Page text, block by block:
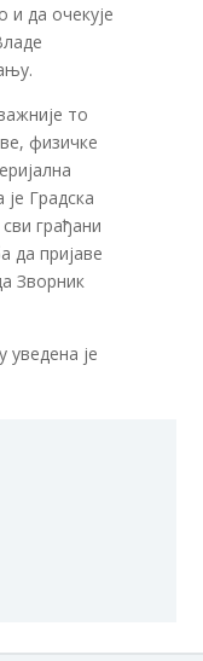
и да очекује
то
физичке
Градска
грађани
да пријаве
Зворник
уведена је